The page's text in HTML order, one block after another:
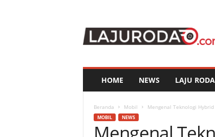
u
HOME NEWS LAJU RODA
Beranda Mobil Mengenal Teknologi
MOBIL NEWS